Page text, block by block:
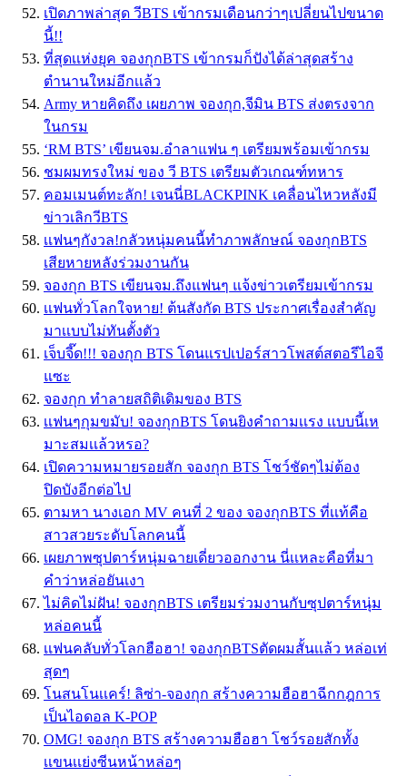
เปิดภาพล่าสุด วีBTS เข้ากรมเดือนกว่าๆเปลี่ยนไปขนาด
นี้!!
ที่สุดเเห่งยุค จองกุกBTS เข้ากรมก็ปังได้ล่าสุดสร้าง
ตำนานใหม่อีกเเล้ว
Army หายคิดถึง เผยภาพ จองกุก,จีมิน BTS ส่งตรงจาก
ในกรม
‘RM BTS’ เขียนจม.อำลาแฟน ๆ เตรียมพร้อมเข้ากรม
ชมผมทรงใหม่ ของ วี BTS เตรียมตัวเกณฑ์ทหาร
คอมเมนต์ทะลัก! เจนนี่BLACKPINK เคลื่อนไหวหลังมี
ข่าวเลิกวีBTS
เเฟนๆกังวล!กลัวหนุ่มคนนี้ทำภาพลักษณ์ จองกุกBTS
เสียหายหลังร่วมงานกัน
จองกุก BTS เขียนจม.ถึงแฟนๆ แจ้งข่าวเตรียมเข้ากรม
เเฟนทั่วโลกใจหาย! ต้นสังกัด BTS ประกาศเรื่องสำคัญ
มาเเบบไม่ทันตั้งตัว
เจ็บจี๊ด!!! จองกุก BTS โดนแรปเปอร์สาวโพสต์สตอรีไอจี
แซะ
จองกุก ทำลายสถิติเดิมของ BTS
เเฟนๆกุมขมับ! จองกุกBTS โดนยิงคำถามเเรง เเบบนี้เห
มาะสมเเล้วหรอ?
เปิดความหมายรอยสัก จองกุก BTS โชว์ชัดๆไม่ต้อง
ปิดบังอีกต่อไป
ตามหา นางเอก MV คนที่ 2 ของ จองกุกBTS ที่เเท้คือ
สาวสวยระดับโลกคนนี้
เผยภาพซุปตาร์หนุ่มฉายเดี่ยวออกงาน นี่เเหละคือที่มา
คำว่าหล่อยันเงา
ไม่คิดไม่ฝัน! จองกุกBTS เตรียมร่วมงานกับซุปตาร์หนุ่ม
หล่อคนนี้
เเฟนคลับทั่วโลกฮือฮา! จองกุกBTSตัดผมสั้นเเล้ว หล่อเท่
สุดๆ
โนสนโนเเคร์! ลิซ่า-จองกุก สร้างความฮือฮาฉีกกฎการ
เป็นไอดอล K-POP
OMG! จองกุก BTS สร้างความฮือฮา โชว์รอยสักทั้ง
เเขนเเย่งซีนหน้าหล่อๆ